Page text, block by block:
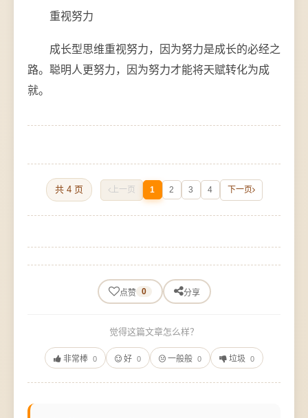
重视努力
成长型思维重视努力，因为努力是成长的必经之
路。聪明人更努力，因为努力才能将天赋转化为成
就。
共 4 页 上一页 1 2 3 4 下一页
点赞 0 分享
觉得这篇文章怎么样？
非常棒 0 好 0 一般般 0 垃圾 0